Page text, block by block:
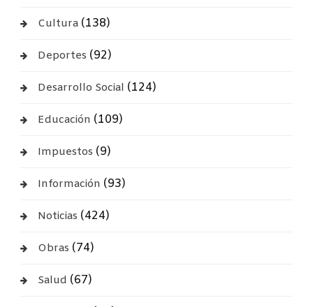
Cultura(138)
Deportes (92)
Desarrollo Social (124)
Educación (109)
Impuestos (9)
Información (93)
Noticias (424)
Obras (74)
Salud (67)